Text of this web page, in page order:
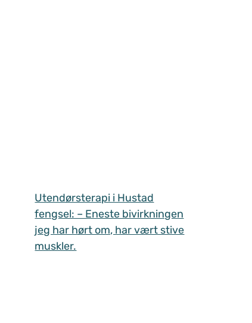
Utendørsterapi i Hustad
fengsel: – Eneste bivirkningen
jeg har hørt om, har vært stive
muskler.